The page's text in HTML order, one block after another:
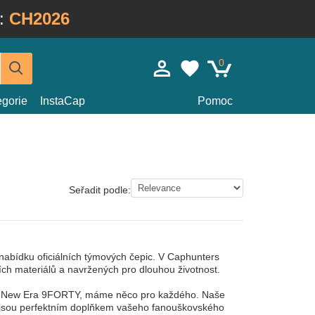
CH2026
0
InstaCap Pomoc
Seřadit podle:
oficiálních týmových čepic. V Caphunters
materiálů a navržených pro dlouhou životnost.
Era 9FORTY, máme něco pro každého. Naše
perfektním doplňkem vašeho fanouškovského